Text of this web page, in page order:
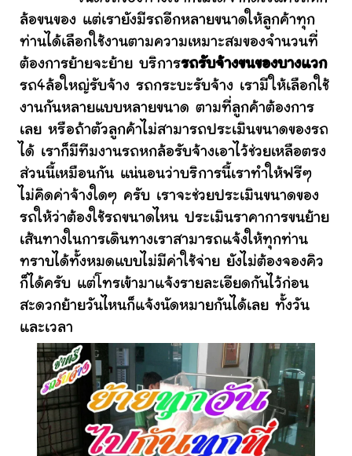
ล้อขนของ แต่เรายังมีรถอีกหลายขนาดให้ลูกค้าทุก
ท่านได้เลือกใช้งานตามความเหมาะสมของจำนวนที่
ต้องการย้ายจะย้าย บริการรถรับจ้างขนของบางแวก
รถ4ล้อใหญ่รับจ้าง รถกระบะรับจ้าง เรามีให้เลือกใช้
งานกันหลายแบบหลายขนาด ตามที่ลูกค้าต้องการ
เลย หรือถ้าตัวลูกค้าไม่สามารถประเมินขนาดของรถ
ได้ เราก็มีทีมงานรถหกล้อรับจ้างเอาไว้ช่วยเหลือตรง
ส่วนนี้เหมือนกัน แน่นอนว่าบริการนี้เราทำให้ฟรีๆ
ไม่คิดค่าจ้างใดๆ ครับ เราจะช่วยประเมินขนาดของ
รถให้ว่าต้องใช้รถขนาดไหน ประเมินราคาการขนย้าย
เส้นทางในการเดินทางเราสามารถแจ้งให้ทุกท่าน
ทราบได้ทั้งหมดแบบไม่มีค่าใช้จ่าย ยังไม่ต้องจองคิว
ก็ได้ครับ แต่โทรเข้ามาแจ้งรายละเอียดกันไว้ก่อน
สะดวกย้ายวันไหนก็แจ้งนัดหมายกันได้เลย ทั้งวัน
และเวลา